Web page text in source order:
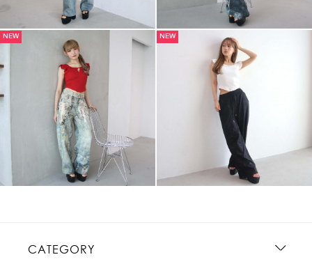
NEW NEW
CATEGORY